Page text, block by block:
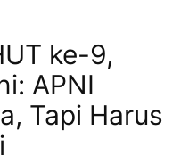
ke-9,
APNI
Tapi Harus